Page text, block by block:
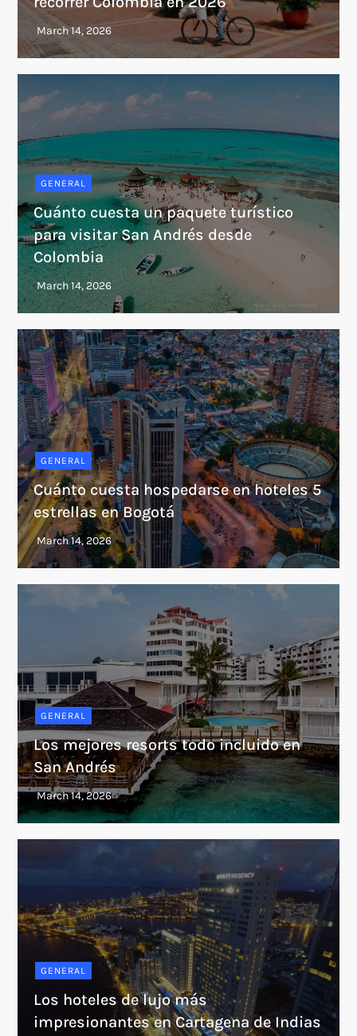
GENERAL
Cuánto cuesta un paquete turístico
para visitar San Andrés desde
Colombia
GENERAL
Cuánto cuesta hospedarse en hoteles 5
estrellas en Bogotá
GENERAL
Los mejores resorts todo incluido en
San Andrés
GENERAL
Los hoteles de lujo más
impresionantes en Cartagena de Indias